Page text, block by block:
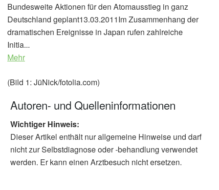
Bundesweite Aktionen für den Atomausstieg in ganz
Deutschland geplant13.03.2011Im Zusammenhang der
dramatischen Ereignisse in Japan rufen zahlreiche
Initia...
Mehr
(Bild 1: JüNick/fotolia.com)
Autoren- und Quelleninformationen
Wichtiger Hinweis:
Dieser Artikel enthält nur allgemeine Hinweise und darf
nicht zur Selbstdiagnose oder -behandlung verwendet
werden. Er kann einen Arztbesuch nicht ersetzen.